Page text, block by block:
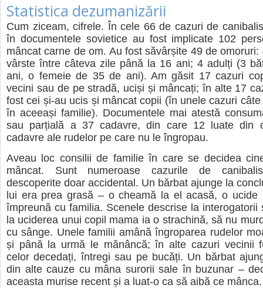
Statistica dezumanizării
Cum ziceam, cifrele. În cele 66 de cazuri de
în documentele sovietice au fost implicate 102
mâncat carne de om. Au fost săvârșite 49 de
vârste între câteva zile până la 16 ani; 4 adulți (3
ani, o femeie de 35 de ani). Am găsit 17 cazuri
vecini sau de pe stradă, uciși și mâncați; în alte 17
fost cei și-au ucis și mâncat copii (în unele cazuri
în aceeași familie). Documentele mai atestă
sau parțială a 37 cadavre, din care 12 luate din
cadavre ale rudelor pe care nu le îngropau.
Aveau loc consilii de familie în care se decidea
mâncat. Sunt numeroase cazurile de
descoperite doar accidental. Un bărbat ajunge la
lui era prea grasă – o cheamă la el acasă, o ucide
împreună cu familia. Scenele descrise la interogatorii
la uciderea unui copil mama ia o strachină, să nu
cu sânge. Unele familii amână îngroparea rudelor
și până la urmă le mănâncă; în alte cazuri vecinii
celor decedați, întregi sau pe bucăți. Un bărbat
din alte cauze cu mâna surorii sale în buzunar –
aceasta murise recent și a luat-o ca să aibă ce mânca.